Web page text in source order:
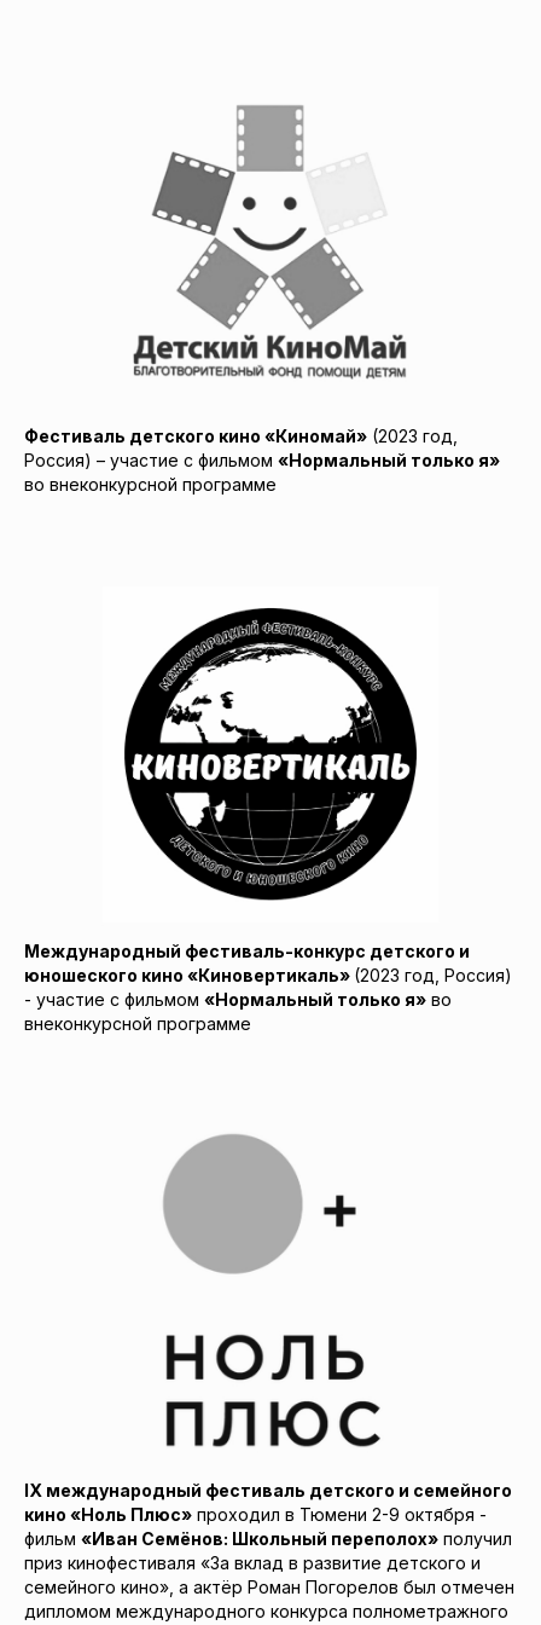
Фестиваль детского кино «Киномай» (2023 год,
Россия) – участие с фильмом «Нормальный только я»
во внеконкурсной программе
Международный фестиваль-конкурс детского и
юношеского кино «Киновертикаль» (2023 год, Россия)
- участие с фильмом «Нормальный только я» во
внеконкурсной программе
IX международный фестиваль детского и семейного
кино «Ноль Плюс» проходил в Тюмени 2-9 октября -
фильм «Иван Семёнов: Школьный переполох» получил
приз кинофестиваля «За вклад в развитие детского и
семейного кино», а актёр Роман Погорелов был отмечен
дипломом международного конкурса полнометражного